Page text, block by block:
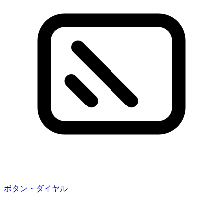
ボタン・ダイヤル